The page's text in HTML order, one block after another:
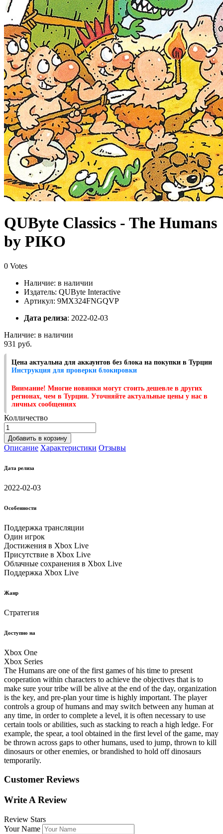
QUByte Classics - The Humans
by PIKO
0 Votes
Наличие: в наличии
Издатель: QUByte Interactive
Артикул: 9MX324FNGQVP
Дата релиза: 2022-02-03
Наличие: в наличии
931 руб.
Цена актуальна для аккаунтов без блока на покупки в Турции
Инструкция для проверки блокировки
Внимание! Многие новинки могут стоить дешевле в других
регионах, чем в Турции. Уточняйте актуальные цены у нас в
личных сообщениях
Колличество
Добавить в корзину
Описание Характеристики Отзывы
Дата релиза
2022-02-03
Особенности
Поддержка трансляции
Один игрок
Достижения в Xbox Live
Присутствие в Xbox Live
Облачные соxранения в Xbox Live
Поддержка Xbox Live
Жанр
Стратегия
Доступно на
Xbox One
Xbox Series
The Humans are one of the first games of his time to present
cooperation within characters to achieve the objectives that is to
make sure your tribe will be alive at the end of the day, organization
is the key, and pre-plan your time is highly important. The player
controls a group of humans and may switch between any human at
any time, in order to complete a level, it is often necessary to use
certain tools or abilities, such as stacking to reach a high ledge. For
example, the spear, a tool obtained in the first level of the game, may
be thrown across gaps to other humans, used to jump, thrown to kill
dinosaurs or other enemies, or brandished to hold off dinosaurs
temporarily.
Customer Reviews
Write A Review
Review Stars
Your Name